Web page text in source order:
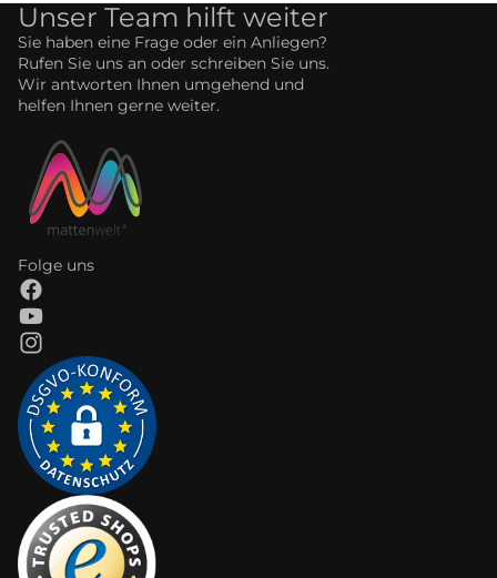
Unser Team hilft weiter
Sie haben eine Frage oder ein Anliegen?
Rufen Sie uns an oder schreiben Sie uns.
Wir antworten Ihnen umgehend und
helfen Ihnen gerne weiter.
Folge uns